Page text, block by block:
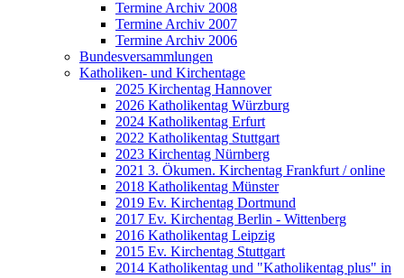
Termine Archiv 2008
Termine Archiv 2007
Termine Archiv 2006
Bundesversammlungen
Katholiken- und Kirchentage
2025 Kirchentag Hannover
2026 Katholikentag Würzburg
2024 Katholikentag Erfurt
2022 Katholikentag Stuttgart
2023 Kirchentag Nürnberg
2021 3. Ökumen. Kirchentag Frankfurt / online
2018 Katholikentag Münster
2019 Ev. Kirchentag Dortmund
2017 Ev. Kirchentag Berlin - Wittenberg
2016 Katholikentag Leipzig
2015 Ev. Kirchentag Stuttgart
2014 Katholikentag und "Katholikentag plus" in